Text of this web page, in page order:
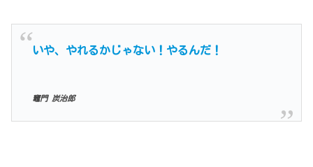
いや、やれるかじゃない！やるんだ！
竈門 炭治郎